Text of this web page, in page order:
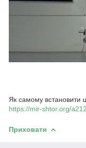
Як самому встановити
https://mir-shtor.org/
Приховати